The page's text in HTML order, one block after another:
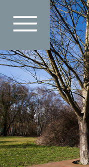
zum
Inhalt